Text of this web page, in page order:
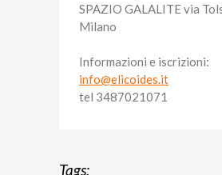
SPAZIO GALALITE via
Milano
Informazioni e iscrizioni:
info@elicoides.it
tel 3487021071
Tags: